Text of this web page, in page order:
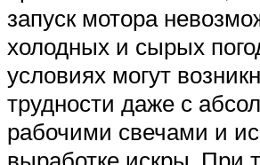
запуск мотора
холодных и сырых
условиях могут
трудности даже с
рабочими свечами и
выработке искры. При